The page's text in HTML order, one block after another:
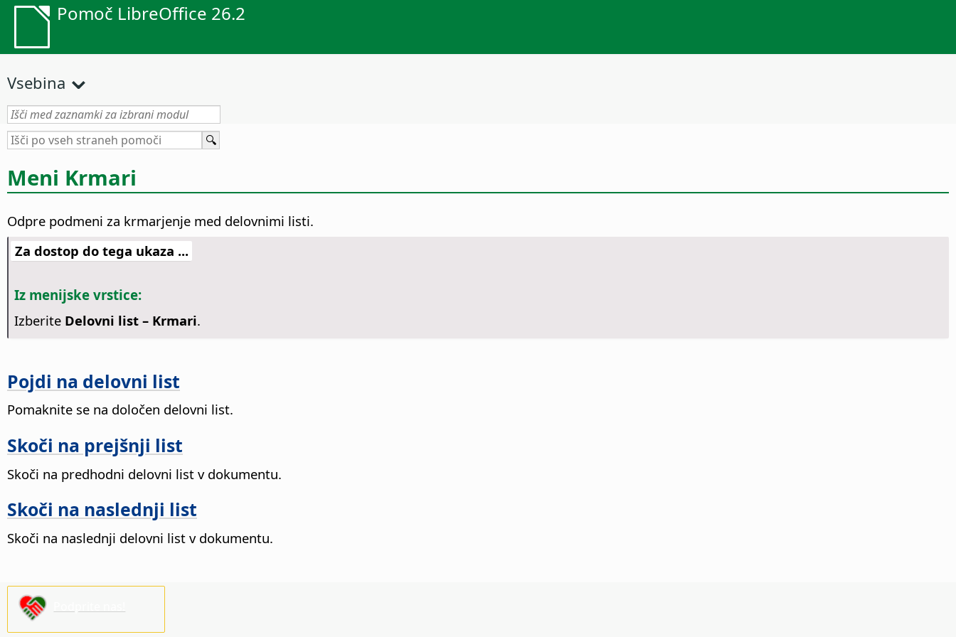
Pomoč LibreOffice 26.2
Vsebina
Meni Krmari
Odpre podmeni za krmarjenje med delovnimi listi.
Za dostop do tega ukaza ...
Iz menijske vrstice:
Izberite Delovni list – Krmari.
Pojdi na delovni list
Pomaknite se na določen delovni list.
Skoči na prejšnji list
Skoči na predhodni delovni list v dokumentu.
Skoči na naslednji list
Skoči na naslednji delovni list v dokumentu.